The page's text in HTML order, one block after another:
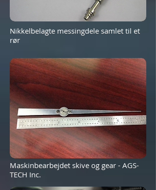
Nikkelbelagte messingdele samlet til et
rør
Maskinbearbejdet skive og gear - AGS-
TECH Inc.